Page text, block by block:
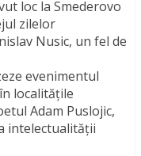
loc la Smederovo
zilelor
Nusic, un fel de
evenimentul
localităţile
Adam Puslojic,
intelectualităţii